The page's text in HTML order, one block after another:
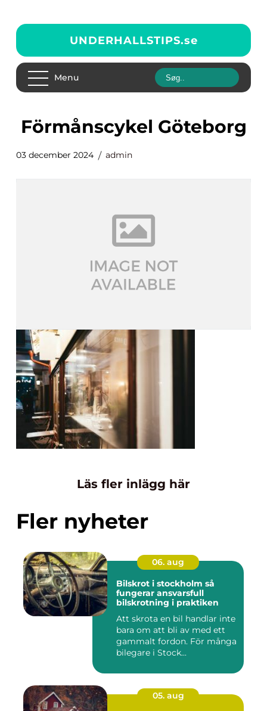
UNDERHALLSTIPS.se
Menu
förmånscykel Göteborg
03 december 2024 admin
Läs fler inlägg här
Fler nyheter
06. aug
Bilskrot i stockholm så
fungerar ansvarsfull
bilskrotning i praktiken
Att skrota en bil handlar inte
bara om att bli av med ett
gammalt fordon. För många
bilegare i Stock...
05. aug